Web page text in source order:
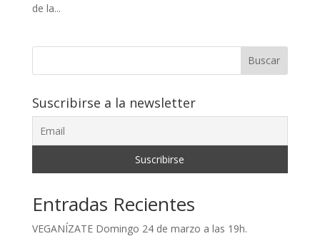
de la...
Buscar
Suscribirse a la newsletter
Entradas Recientes
VEGANÍZATE Domingo 24 de marzo a las 19h.